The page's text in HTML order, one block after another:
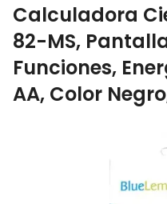
Calculadora
82-MS,
Funciones,
AA, Color